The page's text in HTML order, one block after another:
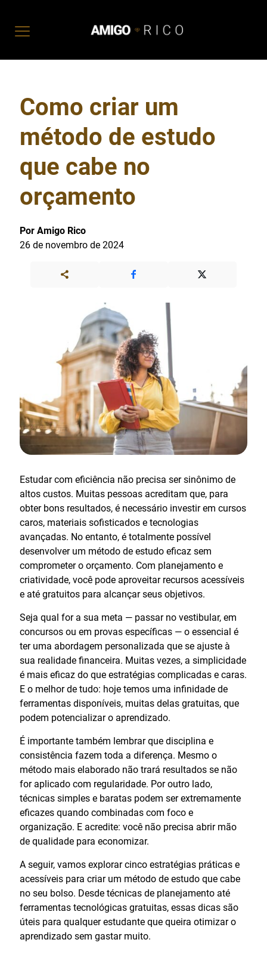
Como criar um
método de estudo
que cabe no
orçamento
Por Amigo Rico
26 de novembro de 2024
Estudar com eficiência não precisa ser sinônimo de
altos custos. Muitas pessoas acreditam que, para
obter bons resultados, é necessário investir em cursos
caros, materiais sofisticados e tecnologias
avançadas. No entanto, é totalmente possível
desenvolver um método de estudo eficaz sem
comprometer o orçamento. Com planejamento e
criatividade, você pode aproveitar recursos acessíveis
e até gratuitos para alcançar seus objetivos.
Seja qual for a sua meta — passar no vestibular, em
concursos ou em provas específicas — o essencial é
ter uma abordagem personalizada que se ajuste à
sua realidade financeira. Muitas vezes, a simplicidade
é mais eficaz do que estratégias complicadas e caras.
E o melhor de tudo: hoje temos uma infinidade de
ferramentas disponíveis, muitas delas gratuitas, que
podem potencializar o aprendizado.
É importante também lembrar que disciplina e
consistência fazem toda a diferença. Mesmo o
método mais elaborado não trará resultados se não
for aplicado com regularidade. Por outro lado,
técnicas simples e baratas podem ser extremamente
eficazes quando combinadas com foco e
organização. E acredite: você não precisa abrir mão
de qualidade para economizar.
A seguir, vamos explorar cinco estratégias práticas e
acessíveis para criar um método de estudo que cabe
no seu bolso. Desde técnicas de planejamento até
ferramentas tecnológicas gratuitas, essas dicas são
úteis para qualquer estudante que queira otimizar o
aprendizado sem gastar muito.